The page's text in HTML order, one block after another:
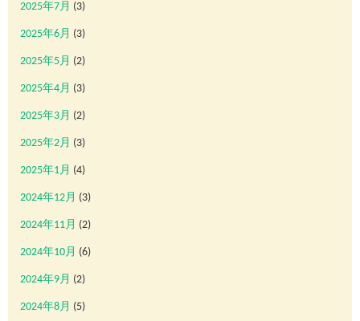
2025年7月 (3)
2025年6月 (3)
2025年5月 (2)
2025年4月 (3)
2025年3月 (2)
2025年2月 (3)
2025年1月 (4)
2024年12月 (3)
2024年11月 (2)
2024年10月 (6)
2024年9月 (2)
2024年8月 (5)